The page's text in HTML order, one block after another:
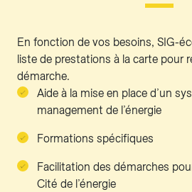
En fonction de vos besoins, SIG-
liste de prestations à la carte pour
démarche.
Aide à la mise en place d’un
management de l’énergie
Formations spécifiques
Facilitation des démarches
Cité de l’énergie